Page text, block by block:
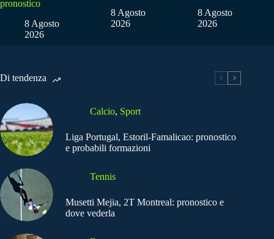
pronostico
8 Agosto
2026
8 Agosto
2026
8 Agosto
2026
Di tendenza
Calcio, Sport
Liga Portugal, Estoril-Famalicao: pronostico
e probabili formazioni
Tennis
Musetti Mejia, 2T Montreal: pronostico e
dove vederla